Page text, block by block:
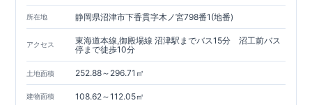
所在地 静岡県沼津市下香貫字木ノ宮798番1(地番)
アクセス
東海道本線,御殿場線 沼津駅までバス15分 沼工前バス
停まで徒歩10分
土地面積 252.88～296.71㎡
建物面積 108.62～112.05㎡